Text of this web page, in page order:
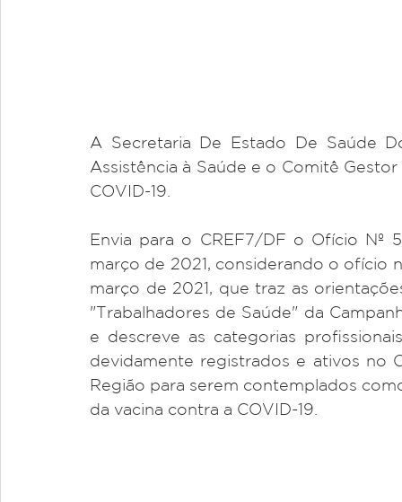
A Secretaria De Estado De Saúde
Assistência à Saúde e o Comitê
COVID-19.
Envia para o CREF7/DF o Ofício Nº
março de 2021, considerando o ofício
março de 2021, que traz as
"Trabalhadores de Saúde" da
e descreve as categorias
devidamente registrados e ativos no
Região para serem contemplados
da vacina contra a COVID-19.